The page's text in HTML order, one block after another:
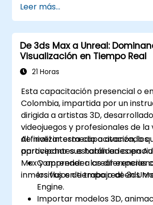
proceso de impresión 3D.
Colaborar y compartir sus
aprovechando las
nube de Fusion 360.
Leer más...
De 3ds Max a Unreal:
Visualización en Tiempo Real
21 Horas
Esta capacitación presencial o
Colombia, impartida por un
dirigida a artistas 3D,
videojuegos y profesionales de la
de nivel intermedio a avanzado
aprovechar sus habilidades en
Max y aprender a crear
inmersivas en tiempo real en
Al finalizar esta capacitación, los
participantes estarán en
Comprender las diferencias
los flujos de trabajo de 3ds
Engine.
Importar modelos 3D,